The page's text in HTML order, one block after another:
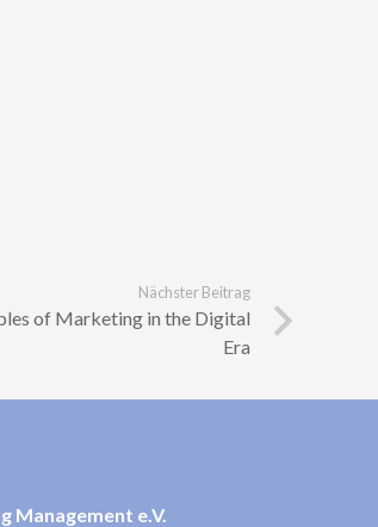
Nächster Beitrag
of Marketing in the Digital
Era
Management e.V.